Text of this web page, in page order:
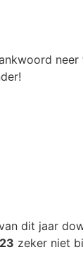
dit jaar
zeker niet